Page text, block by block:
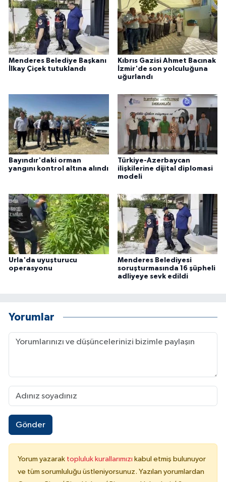
Menderes Belediye Başkanı
İlkay Çiçek tutuklandı
Kıbrıs Gazisi Ahmet Bacınak
İzmir'de son yolculuğuna
uğurlandı
Bayındır'daki orman
yangını kontrol altına alındı
Türkiye-Azerbaycan
ilişkilerine dijital diplomasi
modeli
Urla'da uyuşturucu
operasyonu
Menderes Belediyesi
soruşturmasında 16 şüpheli
adliyeye sevk edildi
Yorumlar
Gönder
Yorum yazarak topluluk kurallarımızı kabul etmiş bulunuyor
ve tüm sorumluluğu üstleniyorsunuz. Yazılan yorumlardan